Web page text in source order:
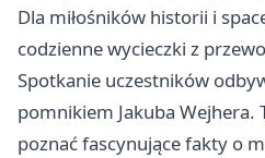
Dla miłośników historii i
codzienne wycieczki z
Spotkanie uczestników
pomnikiem Jakuba Wejhera.
poznać fascynujące fakty o